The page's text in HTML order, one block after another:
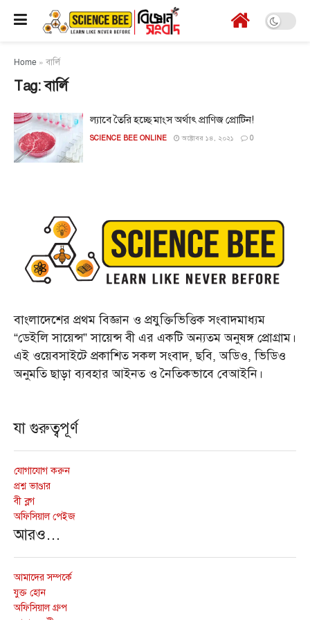
Home » বার্লি
Tag:বার্লি
ল্যাবে তৈরি হচ্ছে মাংস অর্থাৎ প্রাণিজ প্রোটিন!
SCIENCE BEE ONLINE অক্টোবর ১৪, ২০২১ 0
বাংলাদেশের প্রথম বিজ্ঞান ও প্রযুক্তিভিত্তিক সংবাদমাধ্যম
“ডেইলি সায়েন্স” সায়েন্স বী এর একটি অন্যতম অনুষঙ্গ প্রোগ্রাম।
এই ওয়েবসাইটে প্রকাশিত সকল সংবাদ, ছবি, অডিও, ভিডিও
অনুমতি ছাড়া ব্যবহার আইনত ও নৈতিকভাবে বেআইনি।
যা গুরুত্বপূর্ণ
যোগাযোগ করুন
প্রশ্ন ভাণ্ডার
বী ব্লগ
অফিসিয়াল পেইজ
আরও…
আমাদের সম্পর্কে
যুক্ত হোন
অফিসিয়াল গ্রুপ